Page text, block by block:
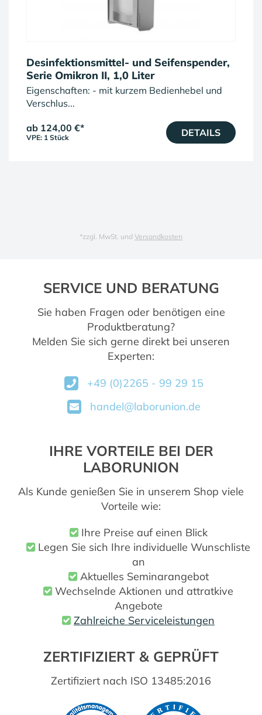
Desinfektionsmittel- und Seifenspender,
Serie Omikron II, 1,0 Liter
Eigenschaften: - mit kurzem Bedienhebel und
Verschlus...
ab 124,00 €*
VPE: 1 Stück DETAILS
*zzgl. MwSt. und Versandkosten
SERVICE UND BERATUNG
Sie haben Fragen oder benötigen eine
Produktberatung?
Melden Sie sich gerne direkt bei unseren
Experten:
+49 (0)2265 - 99 29 15
handel@laborunion.de
IHRE VORTEILE BEI DER
LABORUNION
Als Kunde genießen Sie in unserem Shop viele
Vorteile wie:
Ihre Preise auf einen Blick
Legen Sie sich Ihre individuelle Wunschliste
an
Aktuelles Seminarangebot
Wechselnde Aktionen und attratkive
Angebote
Zahlreiche Serviceleistungen
ZERTIFIZIERT & GEPRÜFT
Zertifiziert nach ISO 13485:2016